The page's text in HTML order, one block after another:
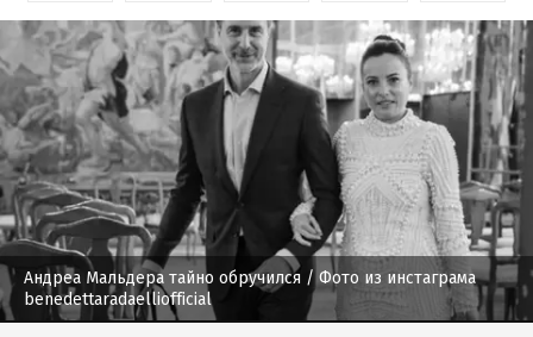
Андреа Мальдера тайно обручился / Фото из инстаграма
benedettaradaelliofficial